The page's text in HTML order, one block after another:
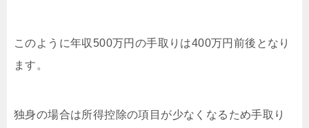
このように年収500万円の手取りは400万円前後となり
ます。
独身の場合は所得控除の項目が少なくなるため手取り